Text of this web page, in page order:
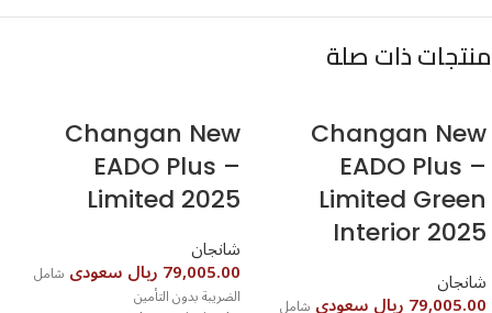
منتجات ذات صلة
EADO Plus –
Limited Green
Interior 2025⁩⁩⁩⁩⁩⁩⁩⁩⁩⁩⁩⁩⁩
شانجان
79,005.00 ريال سعودى
شامل
EADO Plus –
Limited 2025⁩⁩⁩⁩⁩⁩⁩⁩⁩⁩⁩⁩
شانجان
79,005.00 ريال سعودى
شامل
الضريبة بدون التأمين